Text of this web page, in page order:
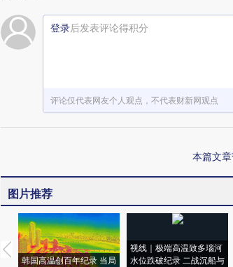
登录后发表评论得积分
评论仅代表网友个人观点，不代表财新网观点
本篇文
图片推荐
韩国高温创百年纪录 当局
视线｜极端高温致多瑙河
水位跌破纪录 二战沉船与